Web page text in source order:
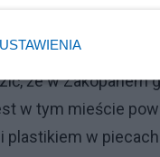
Reklama
że w Zakopanem
w tym mieście
w
USTAWIENIA